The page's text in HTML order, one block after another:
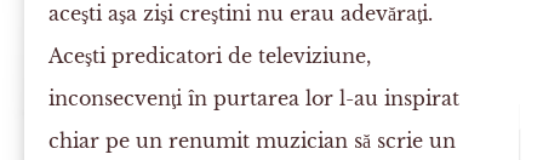
aceşti aşa zişi creştini nu erau adevăraţi.
Aceşti predicatori de televiziune,
inconsecvenţi în purtarea lor l-au inspirat
chiar pe un renumit muzician să scrie un